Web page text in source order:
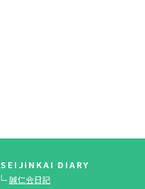
SEIJINKAI DIARY
誠仁会日記